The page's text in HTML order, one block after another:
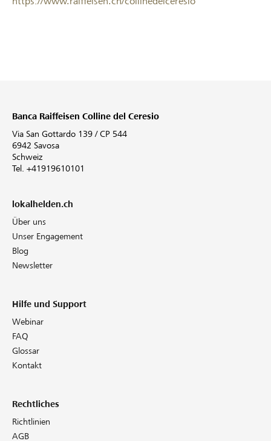
Banca Raiffeisen Colline del Ceresio
Via San Gottardo 139 / CP 544
6942 Savosa
Schweiz
Tel. +41919610101
lokalhelden.ch
Über uns
Unser Engagement
Blog
Newsletter
Hilfe und Support
Webinar
FAQ
Glossar
Kontakt
Rechtliches
Richtlinien
AGB